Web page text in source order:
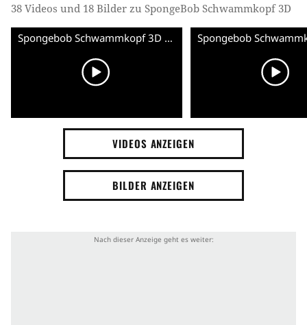
38 Videos und 18 Bilder zu SpongeBob Schwammkopf 3D
Spongebob Schwammkopf 3D â€“ TV Spot 4 (Deutsch) HD
VIDEOS ANZEIGEN
BILDER ANZEIGEN